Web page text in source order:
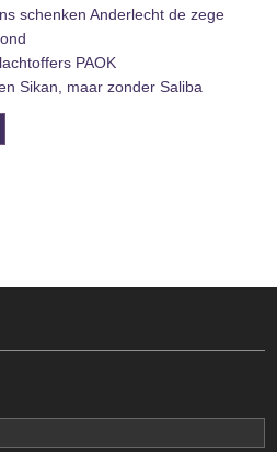
schenken Anderlecht de zege
PAOK
Sikan, maar zonder Saliba